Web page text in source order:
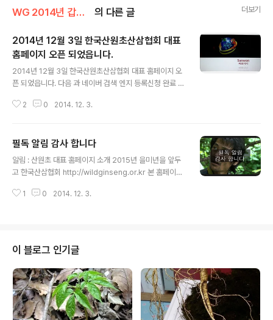
WG 2014년 갑오년 기록 의 다른 글 더보기
2014년 12월 3일 한국산원초산삼협회 대표
홈페이지 오픈 되었읍니다.
2014년 12월 3일 한국산원초산삼협회 대표 홈페이지 오
픈 되었읍니다. 다음 과 네이버 검색 엔지 등록신청 완료 다
다음 과 네이버 구글 웹검색에서 한국산삼협회 검색 이미
2 0 2014. 12. 3.
필독 알림 감사 합니다
알림 : 산원초 대표 홈페이지 소개 2015년 을미년을 앞두
고 한국산삼협회 http://wildginseng.or.kr 본 홈페이지
woncho.or.kr 홈페이지와 http://sonwoncho.tistor
1 0 2014. 12. 3.
이 블로그 인기글